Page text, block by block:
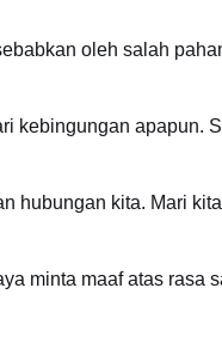
oleh salah
kebingungan apapun.
hubungan kita. Mari
minta maaf atas rasa